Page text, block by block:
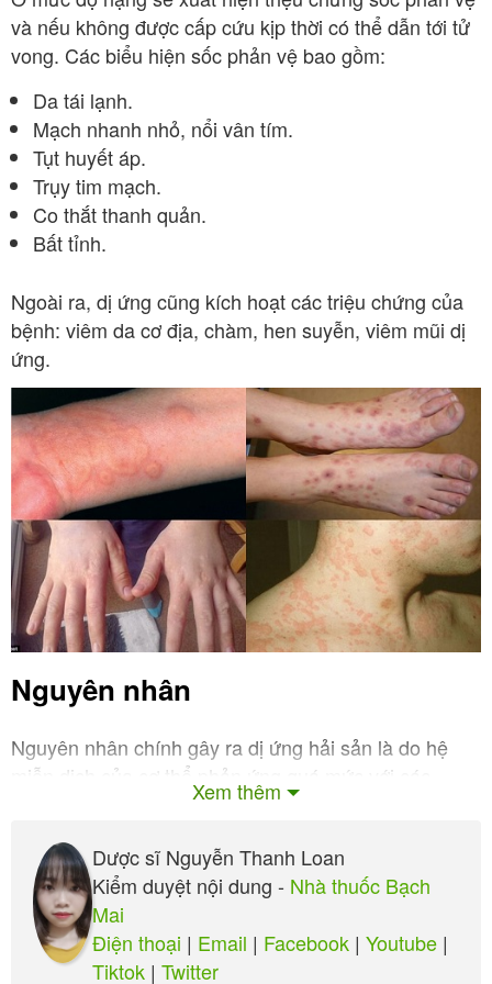
và nếu không được cấp cứu kịp thời có thể dẫn tới tử
vong. Các biểu hiện sốc phản vệ bao gồm:
Da tái lạnh.
Mạch nhanh nhỏ, nổi vân tím.
Tụt huyết áp.
Trụy tim mạch.
Co thắt thanh quản.
Bất tỉnh.
Ngoài ra, dị ứng cũng kích hoạt các triệu chứng của
bệnh: viêm da cơ địa, chàm, hen suyễn, viêm mũi dị
ứng.
Nguyên nhân
Xem thêm
Nguyên nhân chính gây ra dị ứng hải sản là do hệ
miễn dịch của cơ thể phản ứng quá mức với các
protein có trong hải sản, như tropomyosin,
miễn dịch sản xuất ra kháng thể IgE, gây ra phản ứng
dị ứng.
Thứ nhất là do hải sản có chứa nhiều loại protein
bổ dưỡng nhưng cũng có những protein “lạ”, khi ăn
Dược sĩ Nguyễn Thanh Loan
Kiểm duyệt nội dung - Nhà thuốc Bạch
Mai
Điện thoại | Email | Facebook |Youtube |
Tiktok |Twitter